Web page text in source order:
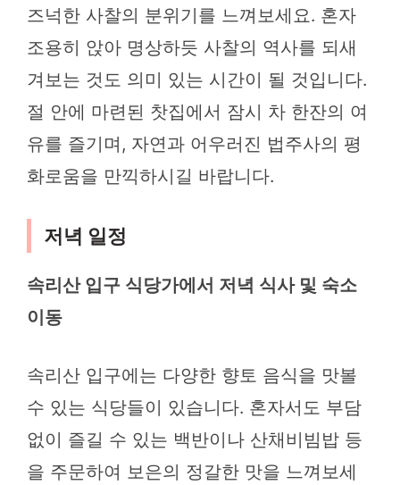
즈넉한 사찰의 분위기를 느껴보세요. 혼자
조용히 앉아 명상하듯 사찰의 역사를 되새
겨보는 것도 의미 있는 시간이 될 것입니다.
절 안에 마련된 찻집에서 잠시 차 한잔의 여
유를 즐기며, 자연과 어우러진 법주사의 평
화로움을 만끽하시길 바랍니다.
저녁 일정
속리산 입구 식당가에서 저녁 식사 및 숙소
이동
속리산 입구에는 다양한 향토 음식을 맛볼
수 있는 식당들이 있습니다. 혼자서도 부담
없이 즐길 수 있는 백반이나 산채비빔밥 등
을 주문하여 보은의 정갈한 맛을 느껴보세